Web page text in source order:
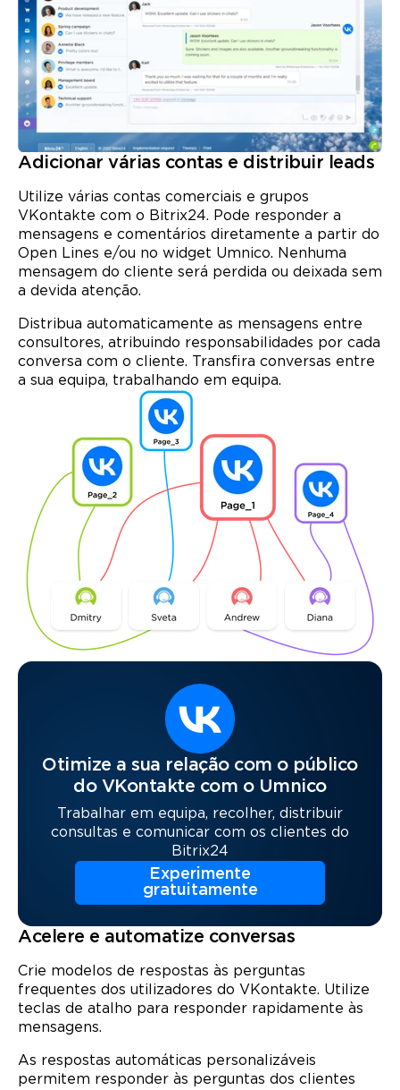
Adicionar várias contas e distribuir leads
Utilize várias contas comerciais e grupos
VKontakte com o Bitrix24. Pode responder a
mensagens e comentários diretamente a partir do
Open Lines e/ou no widget Umnico. Nenhuma
mensagem do cliente será perdida ou deixada sem
a devida atenção.
Distribua automaticamente as mensagens entre
consultores, atribuindo responsabilidades por cada
conversa com o cliente. Transfira conversas entre
a sua equipa, trabalhando em equipa.
Otimize a sua relação com o público
do VKontakte com o Umnico
Trabalhar em equipa, recolher, distribuir
consultas e comunicar com os clientes do
Bitrix24
Experimente
gratuitamente
Acelere e automatize conversas
Crie modelos de respostas às perguntas
frequentes dos utilizadores do VKontakte. Utilize
teclas de atalho para responder rapidamente às
mensagens.
As respostas automáticas personalizáveis ​​
permitem responder às perguntas dos clientes